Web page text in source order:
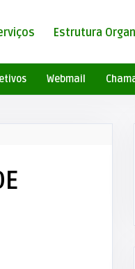
Estrutura
Webmail